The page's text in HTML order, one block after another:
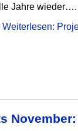
Jahre wieder….
Weiterlesen: